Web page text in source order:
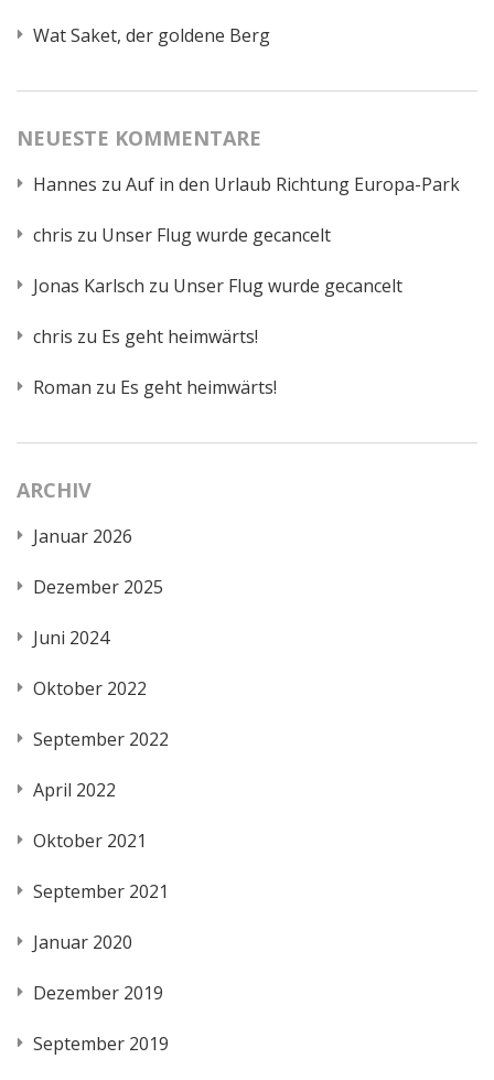
Wat Saket, der goldene Berg
NEUESTE KOMMENTARE
Hannes zu Auf in den Urlaub Richtung Europa-Park
chris zu Unser Flug wurde gecancelt
Jonas Karlsch zu Unser Flug wurde gecancelt
chris zu Es geht heimwärts!
Roman zu Es geht heimwärts!
ARCHIV
Januar 2026
Dezember 2025
Juni 2024
Oktober 2022
September 2022
April 2022
Oktober 2021
September 2021
Januar 2020
Dezember 2019
September 2019